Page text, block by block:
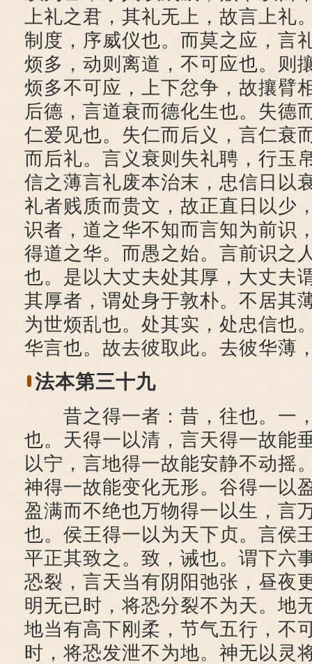
上礼之君，其礼无上，故言上礼
制度，序威仪也。而莫之应，言
烦多，动则离道，不可应也。则
烦多不可应，上下忿争，故攘臂
后德，言道衰而德化生也。失德
仁爱见也。失仁而后义，言仁衰
而后礼。言义衰则失礼聘，行玉
信之薄言礼废本治末，忠信日以
礼者贱质而贵文，故正直日以少
识者，道之华不知而言知为前识
得道之华。而愚之始。言前识之
也。是以大丈夫处其厚，大丈夫
其厚者，谓处身于敦朴。不居其
为世烦乱也。处其实，处忠信也
华言也。故去彼取此。去彼华薄
法本第三十九
昔之得一者：昔，往也。一
也。天得一以清，言天得一故能
以宁，言地得一故能安静不动摇
神得一故能变化无形。谷得一以
盈满而不绝也万物得一以生，言
也。侯王得一以为天下贞。言侯
平正其致之。致，诫也。谓下六
恐裂，言天当有阴阳弛张，昼夜
明无已时，将恐分裂不为天。地
地当有高下刚柔，节气五行，不
时，将恐发泄不为地。神无以灵